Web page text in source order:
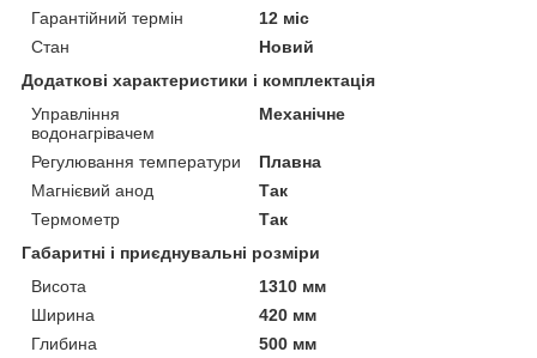
Гарантійний термін
12 міс
Стан
Новий
Додаткові характеристики і комплектація
Управління
водонагрівачем
Механічне
Регулювання температури
Плавна
Магнієвий анод
Так
Термометр
Так
Габаритні і приєднувальні розміри
Висота
1310 мм
Ширина
420 мм
Глибина
500 мм